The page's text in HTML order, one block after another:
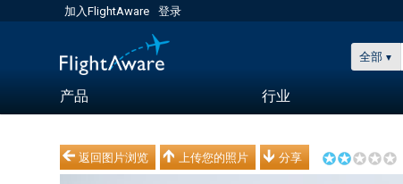
加入FlightAware 登录
全部
产品 行业
返回图片浏览 上传您的照片 分享